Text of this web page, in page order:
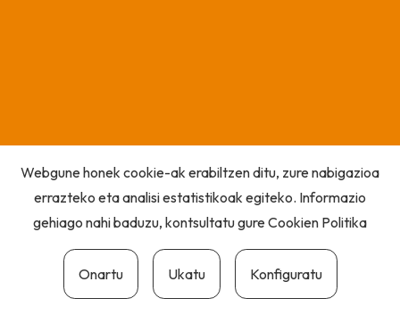
Webgune honek cookie-ak erabiltzen ditu, zure nabigazioa
errazteko eta analisi estatistikoak egiteko. Informazio
gehiago nahi baduzu, kontsultatu gureCookien Politika
Onartu Ukatu Konfiguratu